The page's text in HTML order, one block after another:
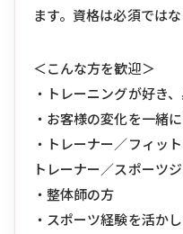
ます。資格は必須では
＜こんな方を歓迎＞
・トレーニングが好き
・お客様の変化を一緒
・トレーナー／フィッ
トレーナー／スポーツ
・整体師の方
・スポーツ経験を活か